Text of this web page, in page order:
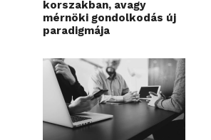
korszakban, avagy
mérnöki gondolkodás új
paradigmája